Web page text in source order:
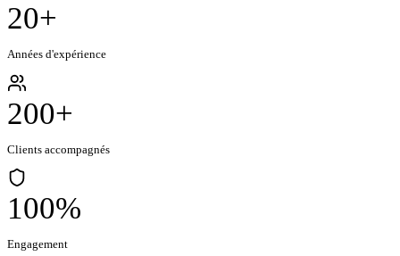
20+
Années d'expérience
200+
Clients accompagnés
100%
Engagement